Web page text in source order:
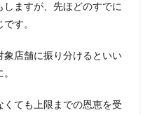
ますが、先ほどのすでに
す。
店舗に振り分けるといい
ても上限までの恩恵を受